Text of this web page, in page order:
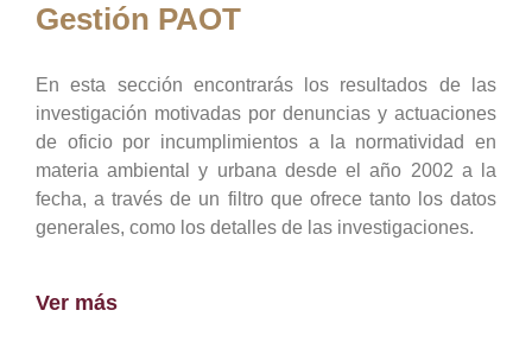
Gestión PAOT
En esta sección encontrarás los resultados de las
investigación motivadas por denuncias y actuaciones
de oficio por incumplimientos a la normatividad en
materia ambiental y urbana desde el año 2002 a la
fecha, a través de un filtro que ofrece tanto los datos
generales, como los detalles de las investigaciones.
Ver más